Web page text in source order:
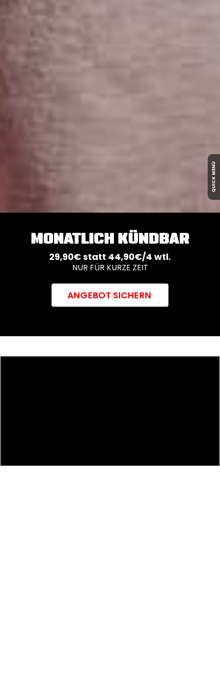
MONATLICH KÜNDBAR
29,90€ statt 44,90€/4 wtl.
NUR FÜR KURZE ZEIT
ANGEBOT SICHERN
QUICK MENÜ